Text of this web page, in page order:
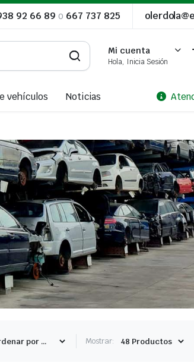
92 66 89 o 667 737 825
Mi cuenta
Hola, Inicia Sesión
vehículos Noticias
Mostrar: